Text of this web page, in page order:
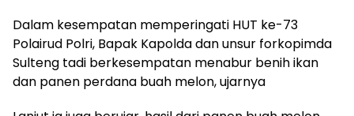
Dalam kesempatan memperingati HUT ke-73
Polairud Polri, Bapak Kapolda dan unsur forkopimda
Sulteng tadi berkesempatan menabur benih ikan
dan panen perdana buah melon, ujarnya